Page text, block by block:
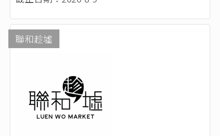
聯和趁墟